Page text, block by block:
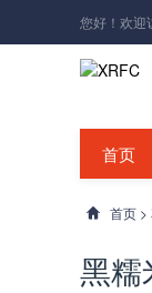
您好！欢迎
首页
首页 >
黑糯